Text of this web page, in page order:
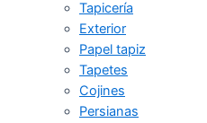
Tapicería
Exterior
Papel tapiz
Tapetes
Cojines
Persianas